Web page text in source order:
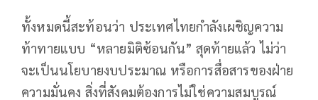
ทั้งหมดนี้สะท้อนว่า ประเทศไทยกำลังเผชิญความ
ท้าทายแบบ “หลายมิติซ้อนกัน” สุดท้ายแล้ว ไม่ว่า
จะเป็นนโยบายงบประมาณ หรือการสื่อสารของฝ่าย
ความมั่นคง สิ่งที่สังคมต้องการไม่ใช่ความสมบูรณ์